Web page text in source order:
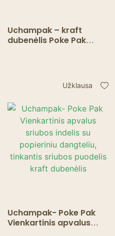
Uchampak – kraft
dubenėlis Poke Pak
skirtas naudotiUžklausa
Uchampak- Poke Pak
Vienkartinis apvalus